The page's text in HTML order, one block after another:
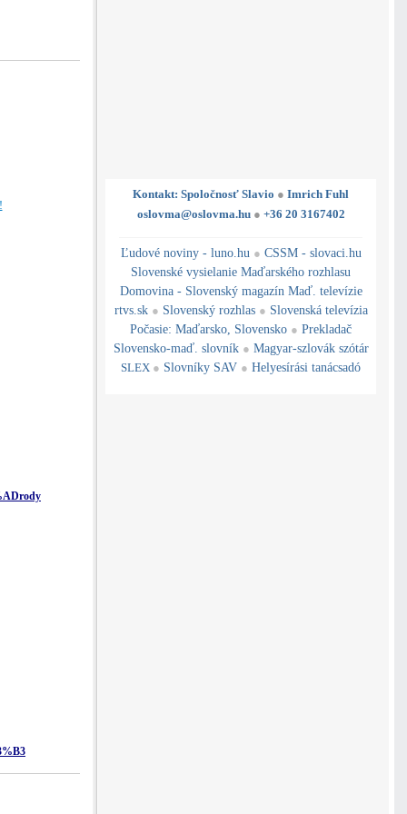
Kontakt: Spoločnosť Slavio ● Imrich Fuhl
oslovma@oslovma.hu ● +36 20 3167402
Ľudové noviny - luno.hu ● CSSM - slovaci.hu
Slovenské vysielanie Maďarského rozhlasu
Domovina - Slovenský magazín Maď. televízie
rtvs.sk ● Slovenský rozhlas ● Slovenská televízia
Počasie: Maďarsko, Slovensko ● Prekladač
Slovensko-maď. slovník ● Magyar-szlovák szótár
SLEX ● Slovníky SAV ● Helyesírási tanácsadó